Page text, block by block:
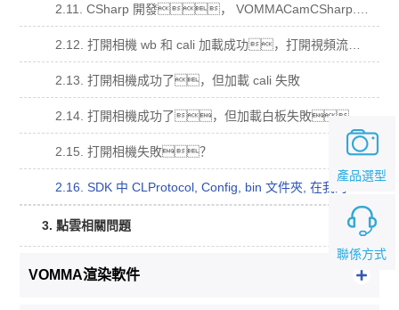
2.13. 打開相機成功了，但加載 cali 失敗
2.14. 打開相機成功了，但加載白板失敗。
2.15. 打開相機失敗？
3. 點雲相關問題
VOMMA渲染軟件
聯係方式
產品選型